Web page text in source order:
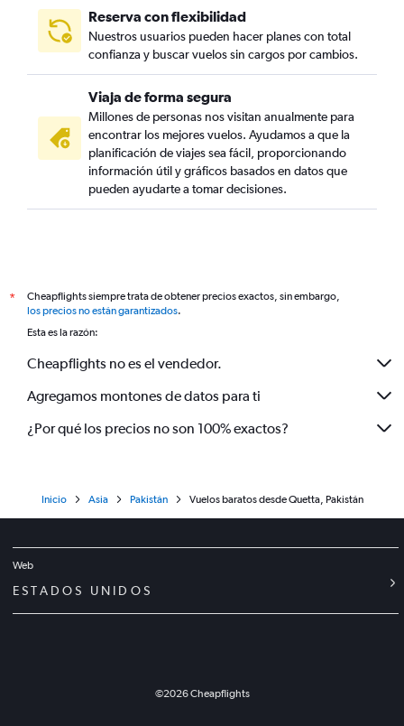
Reserva con flexibilidad
Nuestros usuarios pueden hacer planes con total
confianza y buscar vuelos sin cargos por cambios.
Viaja de forma segura
Millones de personas nos visitan anualmente para
encontrar los mejores vuelos. Ayudamos a que la
planificación de viajes sea fácil, proporcionando
información útil y gráficos basados en datos que
pueden ayudarte a tomar decisiones.
*
Cheapflights siempre trata de obtener precios exactos, sin embargo,
los precios no están garantizados.
Esta es la razón:
Cheapflights no es el vendedor.
Agregamos montones de datos para ti
¿Por qué los precios no son 100% exactos?
Inicio Asia Pakistán Vuelos baratos desde Quetta, Pakistán
Web
ESTADOS UNIDOS
©2026Cheapflights